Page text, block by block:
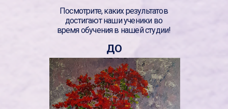
ДО
Посмотрите, каких результатов
достигают наши ученики во
время обучения в нашей студии!